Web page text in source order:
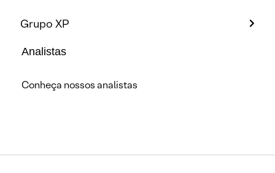
Grupo XP
Analistas
Conheça nossos analistas